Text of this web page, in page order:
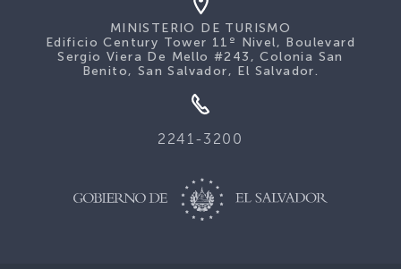
MINISTERIO DE TURISMO
Edificio Century Tower 11º Nivel, Boulevard
Sergio Viera De Mello #243, Colonia San
Benito, San Salvador, El Salvador.
2241-3200